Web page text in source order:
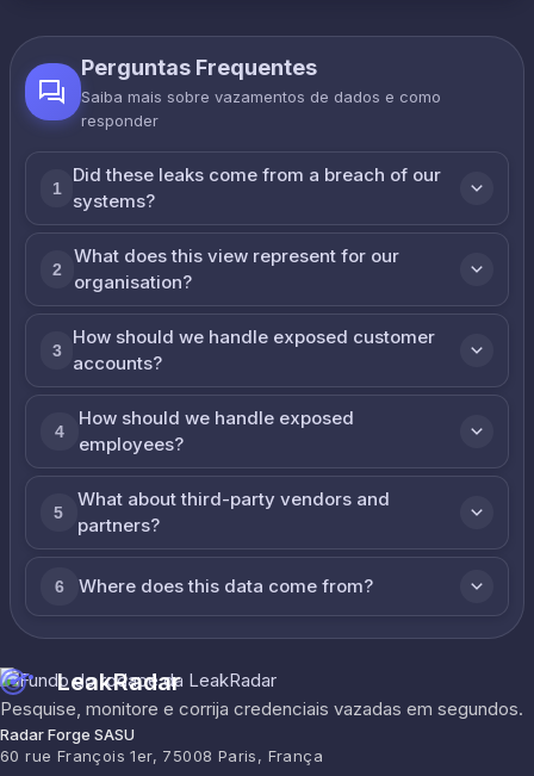
Perguntas Frequentes
Saiba mais sobre vazamentos de dados e como
responder
1
Did these leaks come from a breach of our
systems?
2
What does this view represent for our
organisation?
3
How should we handle exposed customer
accounts?
4
How should we handle exposed
employees?
5
What about third-party vendors and
partners?
6 Where does this data come from?
LeakRadar
Pesquise, monitore e corrija credenciais vazadas em segundos.
Radar Forge SASU
60 rue François 1er, 75008 Paris, França